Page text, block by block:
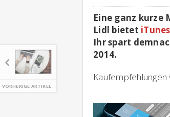
VORHERIGE ARTIKEL
Eine ganz kurze
Lidl bietet iTunes
Ihr spart
2014.